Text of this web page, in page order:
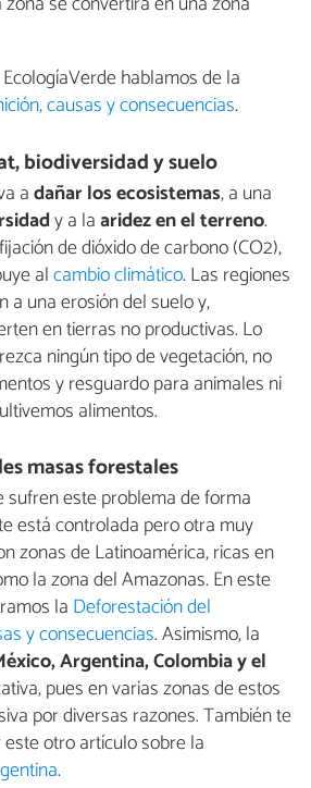
hablamos de la
causas y consecuencias.
biodiversidad y suelo
adañar los ecosistemas, a una
y a laaridez en el terreno.
de dióxido de carbono (CO2),
alcambio climático. Las regiones
a una erosión del suelo y,
en tierras no productivas. Lo
ningún tipo de vegetación, no
y resguardo para animales ni
alimentos.
masas forestales
este problema de forma
está controlada pero otra muy
zonas de Latinoamérica, ricas en
la zona del Amazonas. En este
la Deforestación del
y consecuencias. Asimismo, la
Argentina, Colombia y el
pues en varias zonas de estos
por diversas razones. También te
otro artículo sobre la
.